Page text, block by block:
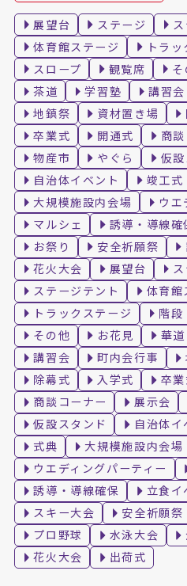
展望台 ステージ
体育館ステージ
トラ
スロープ
観覧席
茶道
学習塾 講習会
地鎮祭
資材置き場
卒業式
開通式 商
物産市
やぐら
仮
自治体イベント
竣工式
大規模施設内会場
ウエ
マルシェ
誘導・導線確
お祭り
安全祈願祭
花火大会
展望台
ステージテント
体育館
トラックステージ
階段
その他
お花見 華道
講習会
町内会行事
除幕式
入学式 卒
商談コーナー
展示会
仮設スタンド
自治体イ
式典
大規模施設内会場
ウエディングパーティー
誘導・導線確保
立食イ
スキー大会
安全祈願祭
プロ野球
水泳大会
花火大会
出荷式